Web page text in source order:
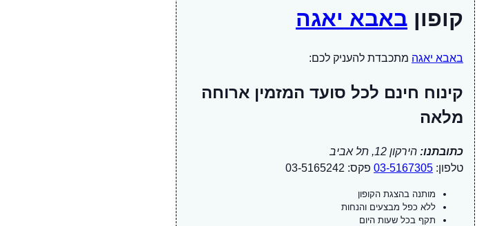
קופון באבא יאגה
באבא יאגה מתכבדת להעניק לכם:
קינוח חינם לכל סועד המזמין ארוחה
מלאה
כתובתנו: הירקון 12, תל אביב
טלפון: 03-5167305 פקס: 03-5165242
מותנה בהצגת הקופון
ללא כפל מבצעים והנחות
תקף בכל שעות היום